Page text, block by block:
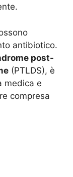
antibiotico.
post-
(PTLDS), è
medica e
compresa